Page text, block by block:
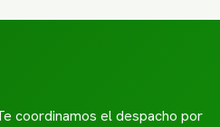
coordinamos el despacho por